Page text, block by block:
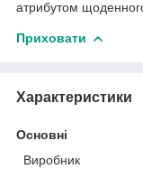
атрибутом
Приховати
Характеристики
Основні
Виробник